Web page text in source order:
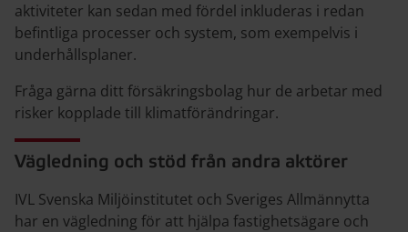
aktiviteter kan sedan med fördel inkluderas i redan
befintliga processer och system, som exempelvis i
underhållsplaner.
Fråga gärna ditt försäkringsbolag hur de arbetar med
risker kopplade till klimatförändringar.
Vägledning och stöd från andra aktörer
IVL Svenska Miljöinstitutet och Sveriges Allmännytta
har en vägledning för att hjälpa fastighetsägare och